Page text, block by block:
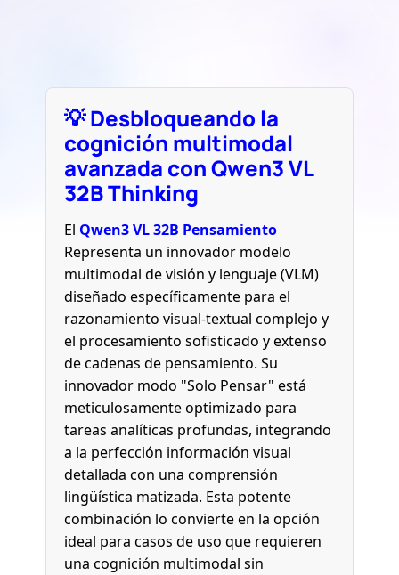
💡 Desbloqueando la
cognición multimodal
avanzada con Qwen3 VL
32B Thinking
El Qwen3 VL 32B Pensamiento
Representa un innovador modelo
multimodal de visión y lenguaje (VLM)
diseñado específicamente para el
razonamiento visual-textual complejo y
el procesamiento sofisticado y extenso
de cadenas de pensamiento. Su
innovador modo "Solo Pensar" está
meticulosamente optimizado para
tareas analíticas profundas, integrando
a la perfección información visual
detallada con una comprensión
lingüística matizada. Esta potente
combinación lo convierte en la opción
ideal para casos de uso que requieren
una cognición multimodal sin